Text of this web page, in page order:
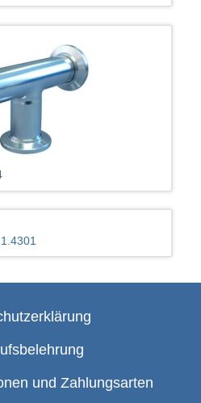
und Zahlungsarten